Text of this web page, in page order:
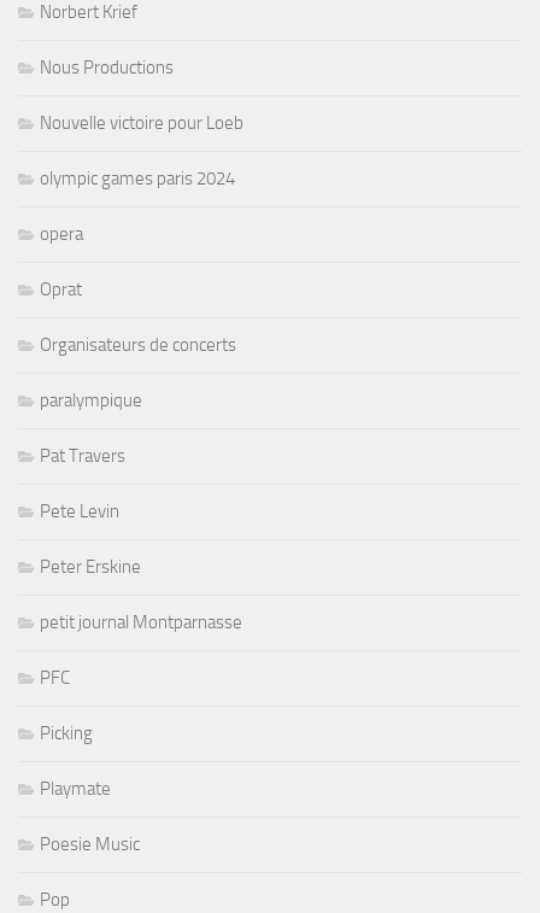
Norbert Krief
Nous Productions
Nouvelle victoire pour Loeb
olympic games paris 2024
opera
Oprat
Organisateurs de concerts
paralympique
Pat Travers
Pete Levin
Peter Erskine
petit journal Montparnasse
PFC
Picking
Playmate
Poesie Music
Pop